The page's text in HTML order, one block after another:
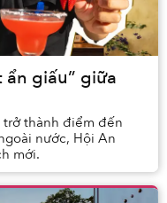
giấu” giữa
thành điểm đến
nước, Hội An
mới.